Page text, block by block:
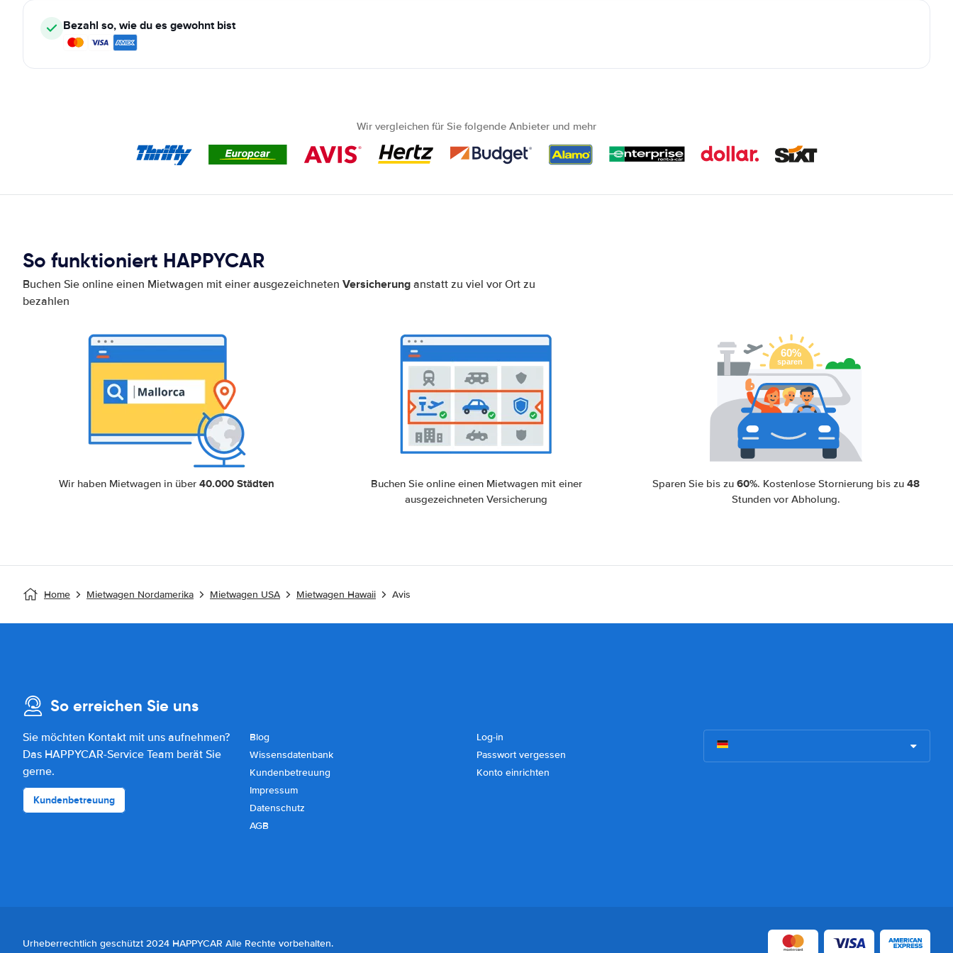
Bezahl so, wie du es gewohnt bist
Wir vergleichen für Sie folgende Anbieter und mehr
So funktioniert HAPPYCAR
Buchen Sie online einen Mietwagen mit einer ausgezeichneten Versicherung anstatt zu viel vor Ort zu
bezahlen
Wir haben Mietwagen in über40.000 Städten
Buchen Sie online einen Mietwagen mit einer
ausgezeichneten Versicherung
Sparen Sie bis zu60%. Kostenlose Stornierung bis zu48
Stunden vor Abholung.
Home Mietwagen Nordamerika Mietwagen USA Mietwagen Hawaii Avis
So erreichen Sie uns
Sie möchten Kontakt mit uns aufnehmen?
Das HAPPYCAR-Service Team berät Sie
gerne.
Kundenbetreuung
Blog
Wissensdatenbank
Kundenbetreuung
Impressum
Datenschutz
AGB
Log-in
Passwort vergessen
Konto einrichten
Urheberrechtlich geschützt 2024 HAPPYCAR Alle Rechte vorbehalten.